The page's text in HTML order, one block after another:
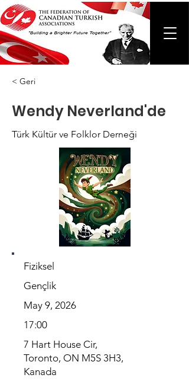
< Geri
Wendy Neverland'de
Türk Kültür ve Folklor Derneği
Fiziksel
Gençlik
May 9, 2026
17:00
7 Hart House Cir,
Toronto, ON M5S 3H3,
Kanada